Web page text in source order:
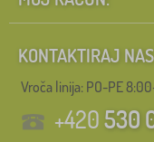
KONTAKTIRAJ NAS
Vroča linija: PO-PE
+420530